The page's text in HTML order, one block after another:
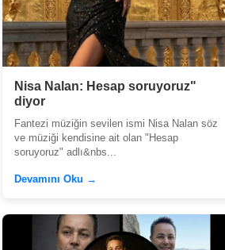
Nisa Nalan: Hesap soruyoruz"
diyor
Fantezi müziğin sevilen ismi Nisa Nalan söz
ve müziği kendisine ait olan "Hesap
soruyoruz" adlı&nbs...
Devamını Oku →